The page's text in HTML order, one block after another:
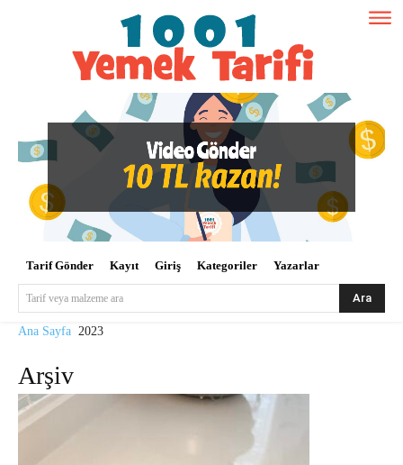
Tarif Gönder Kayıt Giriş Kategoriler Yazarlar
Tarif veya malzeme ara Ara
Ana Sayfa 2023
Arşiv